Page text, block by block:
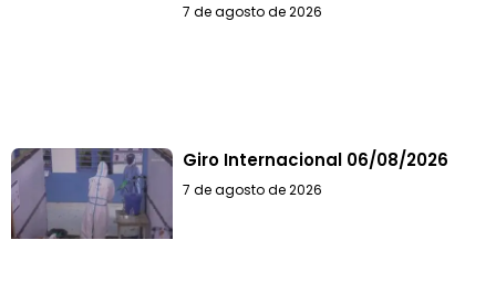
7 de agosto de 2026
Giro Internacional 06/08/2026
7 de agosto de 2026